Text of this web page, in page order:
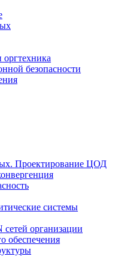
безопасности
Проектирование ЦОД
системы
организации
обеспечения